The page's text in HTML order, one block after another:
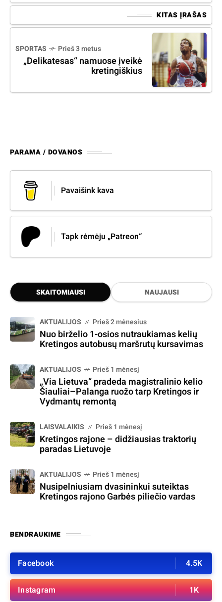
KITAS ĮRAŠAS
SPORTAS Prieš 3 metus
„Delikatesas“ namuose įveikė
kretingiškius
PARAMA / DOVANOS
Pavaišink kava
Tapk rėmėju „Patreon“
SKAITOMIAUSI NAUJAUSI
AKTUALIJOS Prieš 2 mėnesius
Nuo birželio 1-osios nutraukiamas kelių
Kretingos autobusų maršrutų kursavimas
AKTUALIJOS Prieš 1 mėnesį
„Via Lietuva“ pradeda magistralinio kelio
Šiauliai–Palanga ruožo tarp Kretingos ir
Vydmantų remontą
LAISVALAIKIS Prieš 1 mėnesį
Kretingos rajone – didžiausias traktorių
paradas Lietuvoje
AKTUALIJOS Prieš 1 mėnesį
Nusipelniusiam dvasininkui suteiktas
Kretingos rajono Garbės piliečio vardas
BENDRAUKIME
Facebook 4.5K
Instagram 1K